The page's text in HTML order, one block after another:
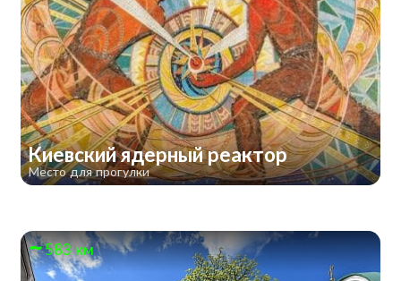
Киевский ядерный реактор
Место для прогулки
583 км